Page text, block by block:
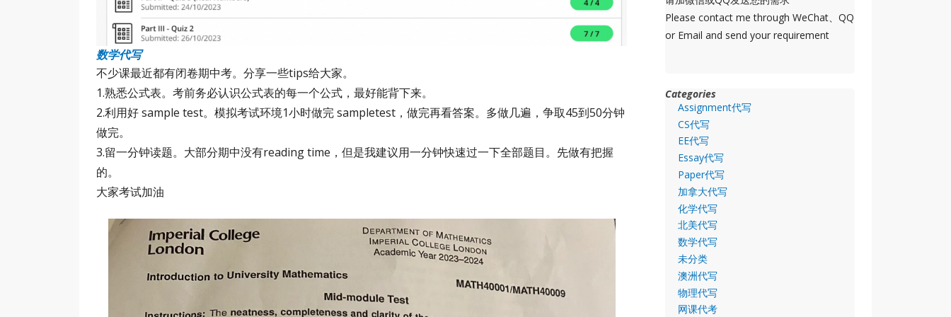
数学代写
不少课最近都有闭卷期中考。分享一些tips给大家。
1.熟悉公式表。考前务必认识公式表的每一个公式，最好能背下来。
2.利用好 sample test。模拟考试环境1小时做完 sampletest，做完再看答案。多做几遍，争取45到50分钟
做完。
3.留一分钟读题。大部分期中没有reading time，但是我建议用一分钟快速过一下全部题目。先做有把握
的。
大家考试加油
Please contact me through WeChat、QQ
or Email and send your requirement
Categories
Assignment代写
CS代写
EE代写
Essay代写
Paper代写
加拿大代写
化学代写
北美代写
数学代写
未分类
澳洲代写
物理代写
网课代考